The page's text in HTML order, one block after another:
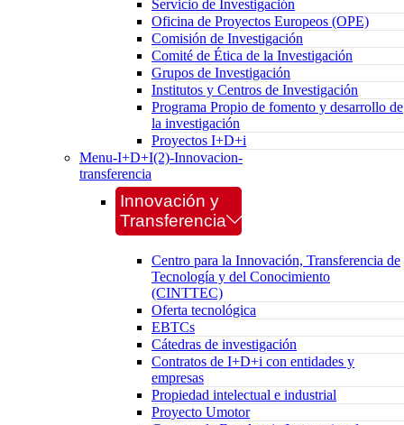
Servicio de Investigación
Oficina de Proyectos Europeos (OPE)
Comisión de Investigación
Comité de Ética de la Investigación
Grupos de Investigación
Institutos y Centros de Investigación
Programa Propio de fomento y desarrollo de
la investigación
Proyectos I+D+i
Menu-I+D+I(2)-Innovacion-
transferencia
Innovación y
Transferencia
Centro para la Innovación, Transferencia de
Tecnología y del Conocimiento
(CINTTEC)
Oferta tecnológica
EBTCs
Cátedras de investigación
Contratos de I+D+i con entidades y
empresas
Propiedad intelectual e industrial
Proyecto Umotor